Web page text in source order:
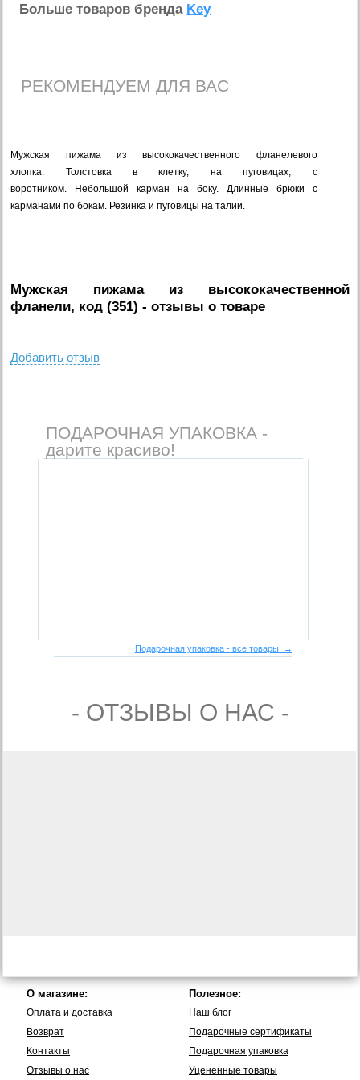
Больше товаров бренда Key
РЕКОМЕНДУЕМ ДЛЯ ВАС
Мужская пижама из высококачественного фланелевого
хлопка. Толстовка в клетку, на пуговицах, с
воротником. Небольшой карман на боку. Длинные брюки с
карманами по бокам. Резинка и пуговицы на талии.
Мужская пижама из высококачественной
фланели, код (351) - отзывы о товаре
Добавить отзыв
ПОДАРОЧНАЯ УПАКОВКА -
дарите красиво!
Подарочная упаковка - все товары →
- ОТЗЫВЫ О НАС -
О магазине:
Оплата и доставка
Возврат
Контакты
Отзывы о нас
Полезное:
Наш блог
Подарочные сертификаты
Подарочная упаковка
Уцененные товары